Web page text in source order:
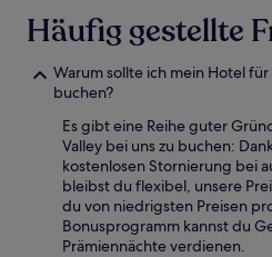
Häufig gestellte
Warum sollte ich mein Hotel
buchen?
Es gibt eine Reihe guter
Valley bei uns zu buchen:
kostenlosen Stornierung bei
bleibst du flexibel, unsere
du von niedrigsten Preisen
Bonusprogramm kannst du
Prämiennächte verdienen.